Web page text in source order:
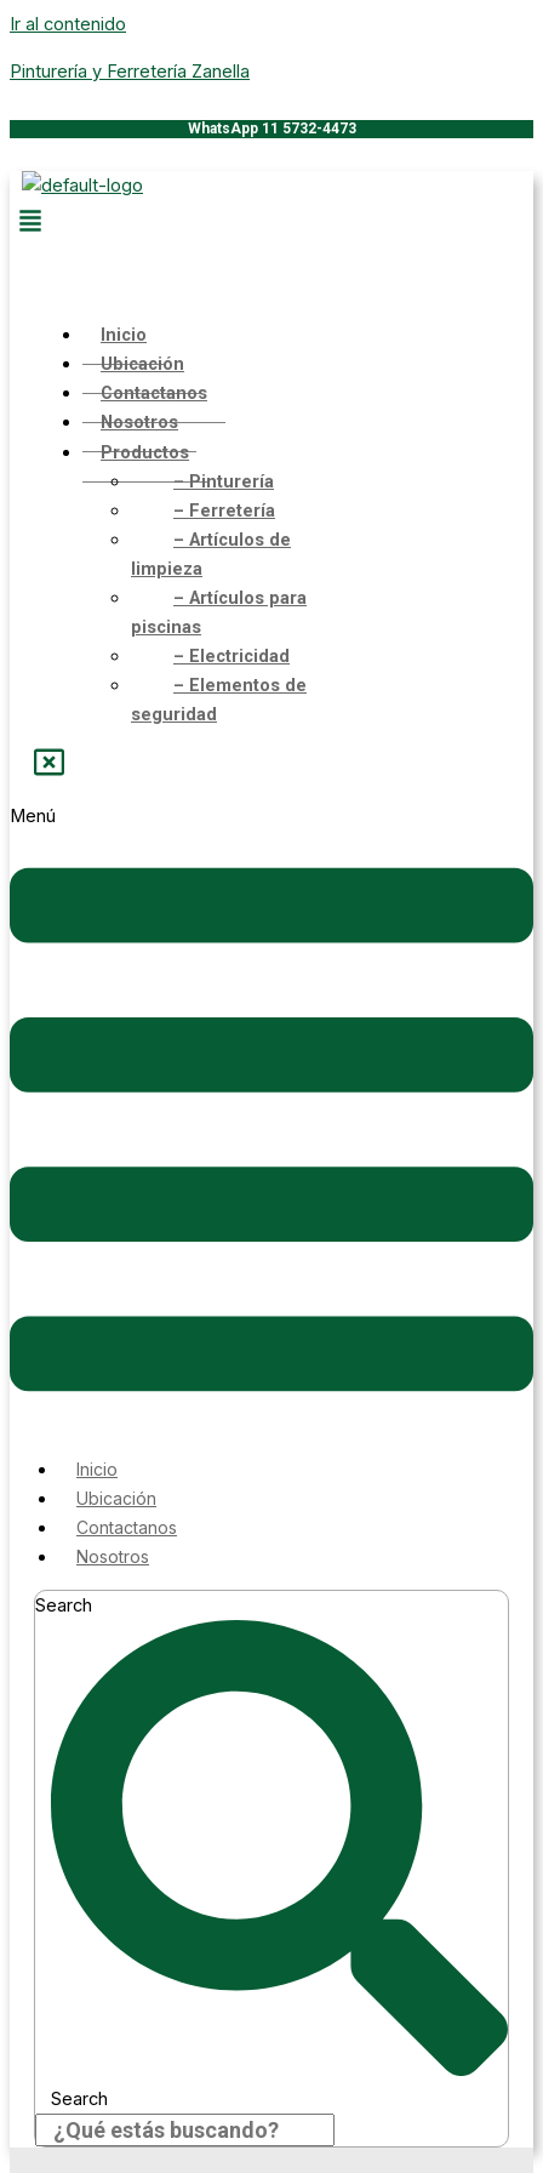
Ir al contenido
Pinturería y Ferretería Zanella
WhatsApp 11 5732-4473
Inicio
Ubicación
Contactanos
Nosotros
Productos
– Pinturería
– Ferretería
– Artículos de
limpieza
– Artículos para
piscinas
– Electricidad
– Elementos de
seguridad
Menú
Inicio
Ubicación
Contactanos
Nosotros
Search
Search